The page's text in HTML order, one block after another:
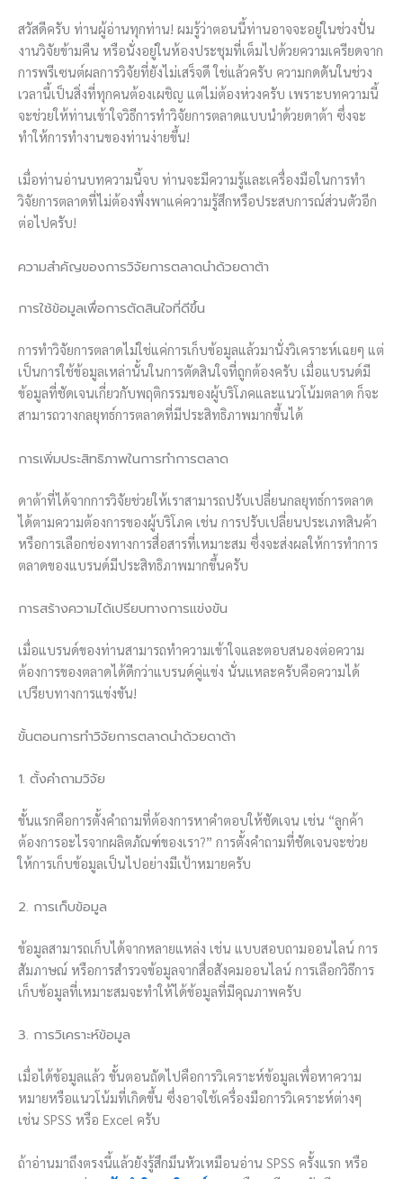
สวัสดีครับ ท่านผู้อ่านทุกท่าน! ผมรู้ว่าตอนนี้ท่านอาจจะอยู่ในช่วงปั่น
งานวิจัยข้ามคืน หรือนั่งอยู่ในห้องประชุมที่เต็มไปด้วยความเครียดจาก
การพรีเซนต์ผลการวิจัยที่ยังไม่เสร็จดี ใช่แล้วครับ ความกดดันในช่วง
เวลานี้เป็นสิ่งที่ทุกคนต้องเผชิญ แต่ไม่ต้องห่วงครับ เพราะบทความนี้
จะช่วยให้ท่านเข้าใจวิธีการทำวิจัยการตลาดแบบนำด้วยดาต้า ซึ่งจะ
ทำให้การทำงานของท่านง่ายขึ้น!
เมื่อท่านอ่านบทความนี้จบ ท่านจะมีความรู้และเครื่องมือในการทำ
วิจัยการตลาดที่ไม่ต้องพึ่งพาแค่ความรู้สึกหรือประสบการณ์ส่วนตัวอีก
ต่อไปครับ!
ความสำคัญของการวิจัยการตลาดนำด้วยดาต้า
การใช้ข้อมูลเพื่อการตัดสินใจที่ดีขึ้น
การทำวิจัยการตลาดไม่ใช่แค่การเก็บข้อมูลแล้วมานั่งวิเคราะห์เฉยๆ แต่
เป็นการใช้ข้อมูลเหล่านั้นในการตัดสินใจที่ถูกต้องครับ เมื่อแบรนด์มี
ข้อมูลที่ชัดเจนเกี่ยวกับพฤติกรรมของผู้บริโภคและแนวโน้มตลาด ก็จะ
สามารถวางกลยุทธ์การตลาดที่มีประสิทธิภาพมากขึ้นได้
การเพิ่มประสิทธิภาพในการทำการตลาด
ดาต้าที่ได้จากการวิจัยช่วยให้เราสามารถปรับเปลี่ยนกลยุทธ์การตลาด
ได้ตามความต้องการของผู้บริโภค เช่น การปรับเปลี่ยนประเภทสินค้า
หรือการเลือกช่องทางการสื่อสารที่เหมาะสม ซึ่งจะส่งผลให้การทำการ
ตลาดของแบรนด์มีประสิทธิภาพมากขึ้นครับ
การสร้างความได้เปรียบทางการแข่งขัน
เมื่อแบรนด์ของท่านสามารถทำความเข้าใจและตอบสนองต่อความ
ต้องการของตลาดได้ดีกว่าแบรนด์คู่แข่ง นั่นแหละครับคือความได้
เปรียบทางการแข่งขัน!
ขั้นตอนการทำวิจัยการตลาดนำด้วยดาต้า
1. ตั้งคำถามวิจัย
ขั้นแรกคือการตั้งคำถามที่ต้องการหาคำตอบให้ชัดเจน เช่น “ลูกค้า
ต้องการอะไรจากผลิตภัณฑ์ของเรา?” การตั้งคำถามที่ชัดเจนจะช่วย
ให้การเก็บข้อมูลเป็นไปอย่างมีเป้าหมายครับ
2. การเก็บข้อมูล
ข้อมูลสามารถเก็บได้จากหลายแหล่ง เช่น แบบสอบถามออนไลน์ การ
สัมภาษณ์ หรือการสำรวจข้อมูลจากสื่อสังคมออนไลน์ การเลือกวิธีการ
เก็บข้อมูลที่เหมาะสมจะทำให้ได้ข้อมูลที่มีคุณภาพครับ
3. การวิเคราะห์ข้อมูล
เมื่อได้ข้อมูลแล้ว ขั้นตอนถัดไปคือการวิเคราะห์ข้อมูลเพื่อหาความ
หมายหรือแนวโน้มที่เกิดขึ้น ซึ่งอาจใช้เครื่องมือการวิเคราะห์ต่างๆ
เช่น SPSS หรือ Excel ครับ
ถ้าอ่านมาถึงตรงนี้แล้วยังรู้สึกมึนหัวเหมือนอ่าน SPSS ครั้งแรก หรือ